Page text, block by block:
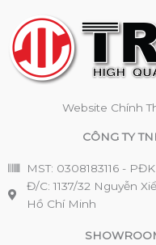
Website Chính
CÔNG TY
MST: 0308183116 -
Đ/C: 1137/32 Nguyễn
Hồ Chí Minh